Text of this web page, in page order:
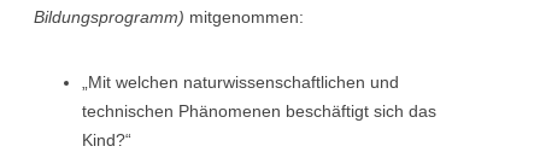
Bildungsprogramm) mitgenommen:
„Mit welchen naturwissenschaftlichen und
technischen Phänomenen beschäftigt sich das
Kind?“